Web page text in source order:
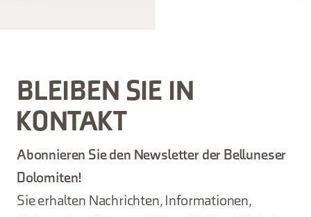
BLEIBEN SIE IN
KONTAKT
Abonnieren Sie den Newsletter der Belluneser
Dolomiten!
Sie erhalten Nachrichten, Informationen,